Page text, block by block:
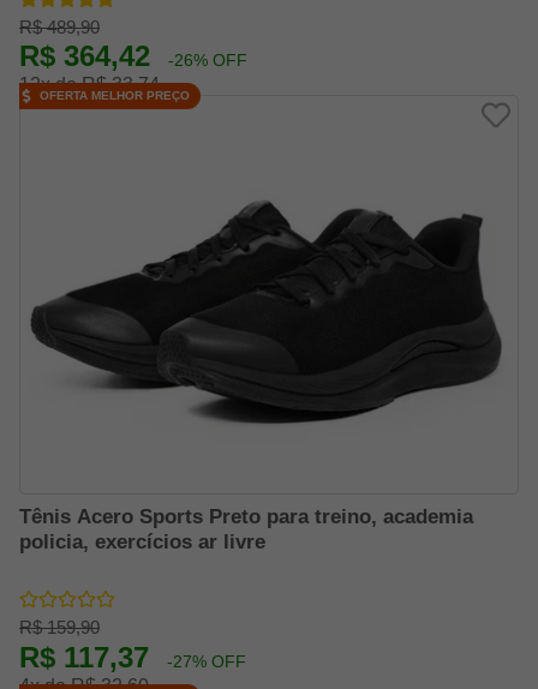
R$ 489,90
R$ 364,42 -26% OFF
12x de R$ 33,74
Tênis Acero Sports Preto para treino, academia
policia, exercícios ar livre
R$ 159,90
R$ 117,37 -27% OFF
OFERTA MELHOR PREÇO